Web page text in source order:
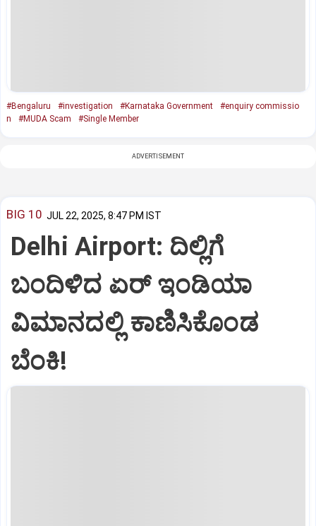
#Bengaluru #investigation #Karnataka Government
#enquiry commissio
n
#MUDA Scam #Single Member
ADVERTISEMENT
BIG 10 JUL 22, 2025, 8:47 PM IST
Delhi Airport: ದಿಲ್ಲಿಗೆ
ಬಂದಿಳಿದ ಏರ್‌ ಇಂಡಿಯಾ
ವಿಮಾನದಲ್ಲಿ ಕಾಣಿಸಿಕೊಂಡ
ಬೆಂಕಿ!